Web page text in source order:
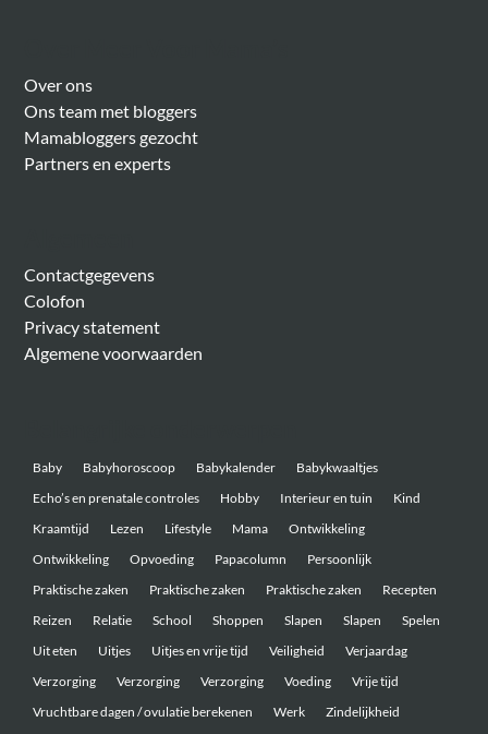
Over ons
Ons team met bloggers
Mamabloggers gezocht
Partners en experts
Contactgegevens
Colofon
Privacy statement
Algemene voorwaarden
Baby Babyhoroscoop Babykalender
Babykwaaltjes
Echo’s en prenatale controles
Hobby Interieur en tuin
Kind
Kraamtijd
Lezen Lifestyle Mama
Ontwikkeling
Ontwikkeling
Opvoeding Papacolumn
Persoonlijk
Praktische zaken
Praktische zaken Praktische zaken
Recepten
Reizen
Relatie School Shoppen Slapen Slapen
Spelen
Uit eten
Uitjes Uitjes en vrije tijd Veiligheid
Verjaardag
Verzorging
Verzorging Verzorging Voeding
Vrije tijd
Vruchtbare dagen / ovulatie berekenen
Werk
Zindelijkheid